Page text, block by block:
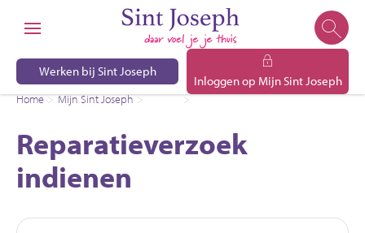
Naar de homepage
Ga naar Hoofd
Inloggen op Mijn Sint Joseph
Werken bij Sint Joseph
Home Mijn Sint Joseph Service Reparatieverzoek indienen
Reparatieverzoek
indienen